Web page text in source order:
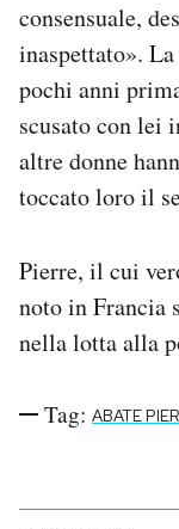
consensuale,
inaspettato».
pochi anni
scusato con lei
altre donne
toccato loro il
Pierre, il cui
noto in Francia
nella lotta alla
Tag: ABATE